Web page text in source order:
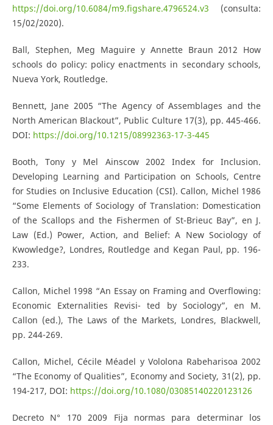
https://doi.org/10.6084/m9.figshare.4796524.v3 (consulta:
15/02/2020).
Ball, Stephen, Meg Maguire y Annette Braun 2012 How
schools do policy: policy enactments in secondary schools,
Nueva York, Routledge.
Bennett, Jane 2005 “The Agency of Assemblages and the
North American Blackout”, Public Culture 17(3), pp. 445-466.
DOI: https://doi.org/10.1215/08992363-17-3-445
Booth, Tony y Mel Ainscow 2002 Index for Inclusion.
Developing Learning and Participation on Schools, Centre
for Studies on Inclusive Education (CSI). Callon, Michel 1986
“Some Elements of Sociology of Translation: Domestication
of the Scallops and the Fishermen of St-Brieuc Bay”, en J.
Law (Ed.) Power, Action, and Belief: A New Sociology of
Kwowledge?, Londres, Routledge and Kegan Paul, pp. 196-
233.
Callon, Michel 1998 “An Essay on Framing and Overflowing:
Economic Externalities Revisi- ted by Sociology”, en M.
Callon (ed.), The Laws of the Markets, Londres, Blackwell,
pp. 244-269.
Callon, Michel, Cécile Méadel y Vololona Rabeharisoa 2002
“The Economy of Qualities”, Economy and Society, 31(2), pp.
194-217, DOI: https://doi.org/10.1080/03085140220123126
Decreto N° 170 2009 Fija normas para determinar los